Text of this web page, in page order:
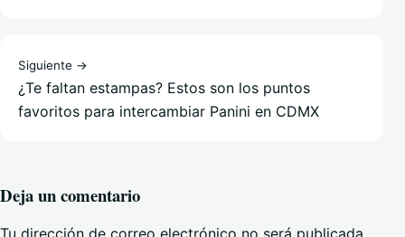
Siguiente →
¿Te faltan estampas? Estos son los puntos
favoritos para intercambiar Panini en CDMX
Deja un comentario
Tu dirección de correo electrónico no será publicada.